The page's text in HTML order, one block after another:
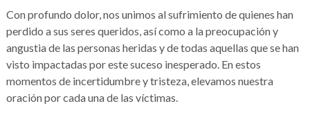
Con profundo dolor, nos unimos al sufrimiento de quienes han
perdido a sus seres queridos, así como a la preocupación y
angustia de las personas heridas y de todas aquellas que se han
visto impactadas por este suceso inesperado. En estos
momentos de incertidumbre y tristeza, elevamos nuestra
oración por cada una de las víctimas.